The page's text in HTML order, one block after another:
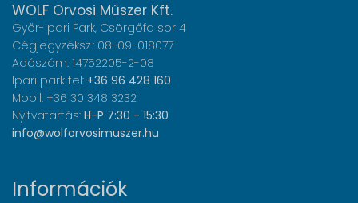
WOLF Orvosi Műszer Kft.
Győr-Ipari Park, Csörgőfa sor 4
Cégjegyzéksz.: 08-09-018077
Adószám: 14752205-2-08
Ipari park tel: +36 96 428 160
Mobil: +36 30 348 3232
Nyitvatartás: H-P 7:30 - 15:30
info@wolforvosimuszer.hu
Információk